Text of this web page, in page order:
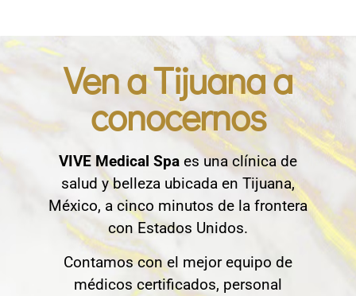
Ven a Tijuana a
conocernos
VIVE Medical Spa es una clínica de
salud y belleza ubicada en Tijuana,
México, a cinco minutos de la frontera
con Estados Unidos.
Contamos con el mejor equipo de
médicos certificados, personal